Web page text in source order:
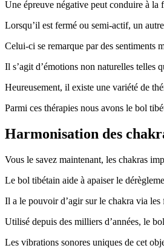
Une épreuve négative peut conduire à la
Lorsqu’il est fermé ou semi-actif, un
Celui-ci se remarque par des sentiments
Il s’agit d’émotions non naturelles telles
Heureusement, il existe une variété de
Parmi ces thérapies nous avons le bol
Harmonisation des
Vous le savez maintenant, les chakras
Le bol tibétain aide à apaiser le
Il a le pouvoir d’agir sur le chakra via les
Utilisé depuis des milliers d’années, le
Les vibrations sonores uniques de cet